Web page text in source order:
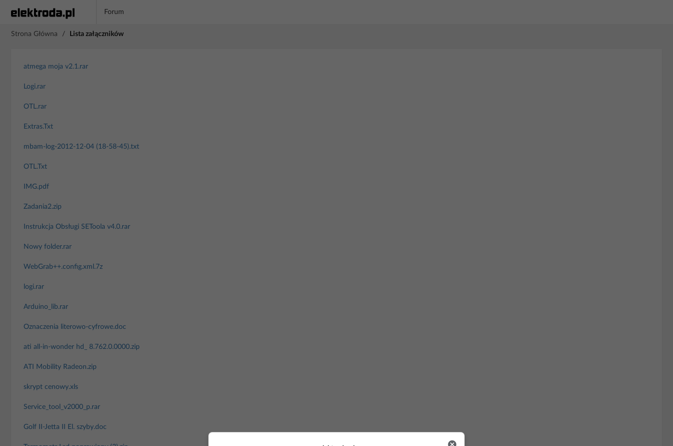
Forum
Strona Główna / Lista załączników
atmega moja v2.1.rar
Logi.rar
OTL.rar
Extras.Txt
mbam-log-2012-12-04 (18-58-45).txt
OTL.Txt
IMG.pdf
Zadania2.zip
Instrukcja Obsługi SEToola v4.0.rar
Nowy folder.rar
WebGrab++.config.xml.7z
logi.rar
Arduino_lib.rar
Oznaczenia literowo-cyfrowe.doc
ati all-in-wonder hd_ 8.762.0.0000.zip
ATI Mobility Radeon.zip
skrypt cenowy.xls
Service_tool_v2000_p.rar
Golf II-Jetta II El. szyby.doc